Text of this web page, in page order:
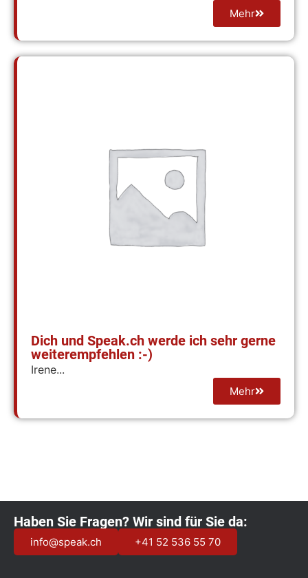
Mehr
Dich und Speak.ch werde ich sehr gerne
weiterempfehlen :-)
Irene...
Mehr
Haben Sie Fragen? Wir sind für Sie da:
info@speak.ch +41 52 536 55 70